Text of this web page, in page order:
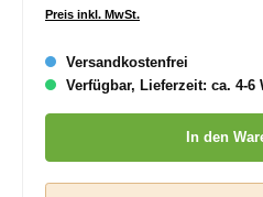
Preis inkl. MwSt.
Versandkostenfrei
Verfügbar, Lieferzeit: ca. 4-6
In den